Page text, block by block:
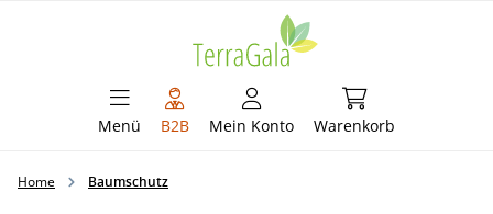
Menü B2B Mein Konto Warenkorb
Warenkorb
Home Baumschutz